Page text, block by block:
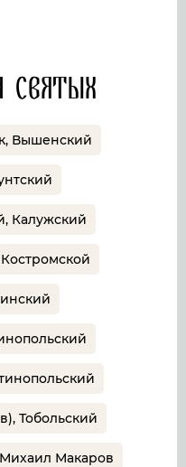
святых
Вышенский
Калужский
Тобольский
Михаил Макаров